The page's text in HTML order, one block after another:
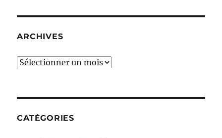
ARCHIVES
Archives
CATÉGORIES